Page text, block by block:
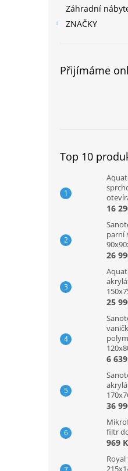
Záhradní
ZNAČKY
Přijímáme
Top 10
16
parní
26
25
6
36
filtr
969